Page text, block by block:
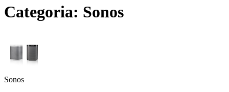
Categoria: Sonos
Sonos